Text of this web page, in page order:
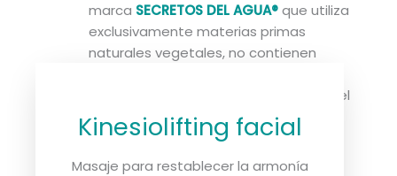
marca SECRETOS DEL AGUA®que utiliza
exclusivamente materias primas
naturales vegetales, no contienen
ecológica y son respetuosos con la piel
y con el medio ambiente. Apto para
veganos.
Kinesiolifting facial
Masaje para restablecer la armonía